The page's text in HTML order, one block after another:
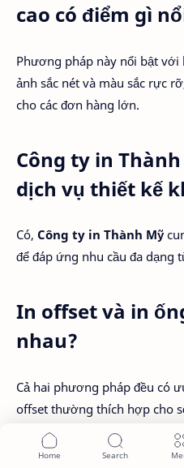
cao có điểm gì
Phương pháp này nổi bật với
ảnh sắc nét và màu sắc rực
cho các đơn hàng lớn.
Công ty in
dịch vụ thiết kế
Có, Công ty in Thành Mỹ
để đáp ứng nhu cầu đa dạng
In offset và in
nhau?
Cả hai phương pháp đều có
offset thường thích hợp cho
trong khi
in ống đồng
lại
thường cho ra đời các sản